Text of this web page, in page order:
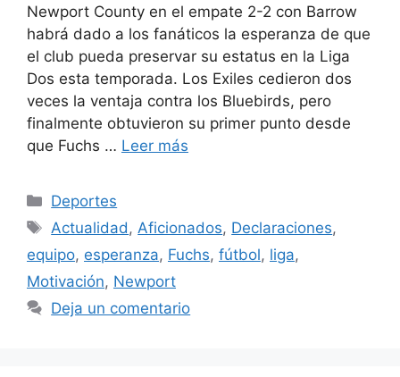
Newport County en el empate 2-2 con Barrow
habrá dado a los fanáticos la esperanza de que
el club pueda preservar su estatus en la Liga
Dos esta temporada. Los Exiles cedieron dos
veces la ventaja contra los Bluebirds, pero
finalmente obtuvieron su primer punto desde
que Fuchs … Leer más
Categorías
Deportes
Etiquetas
Actualidad,Aficionados, Declaraciones,
equipo, esperanza, Fuchs, fútbol, liga,
Motivación, Newport
Deja un comentario